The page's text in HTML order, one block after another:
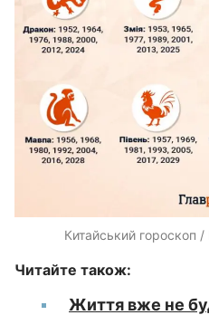
Китайський гороскоп /
Читайте також:
Життя вже не